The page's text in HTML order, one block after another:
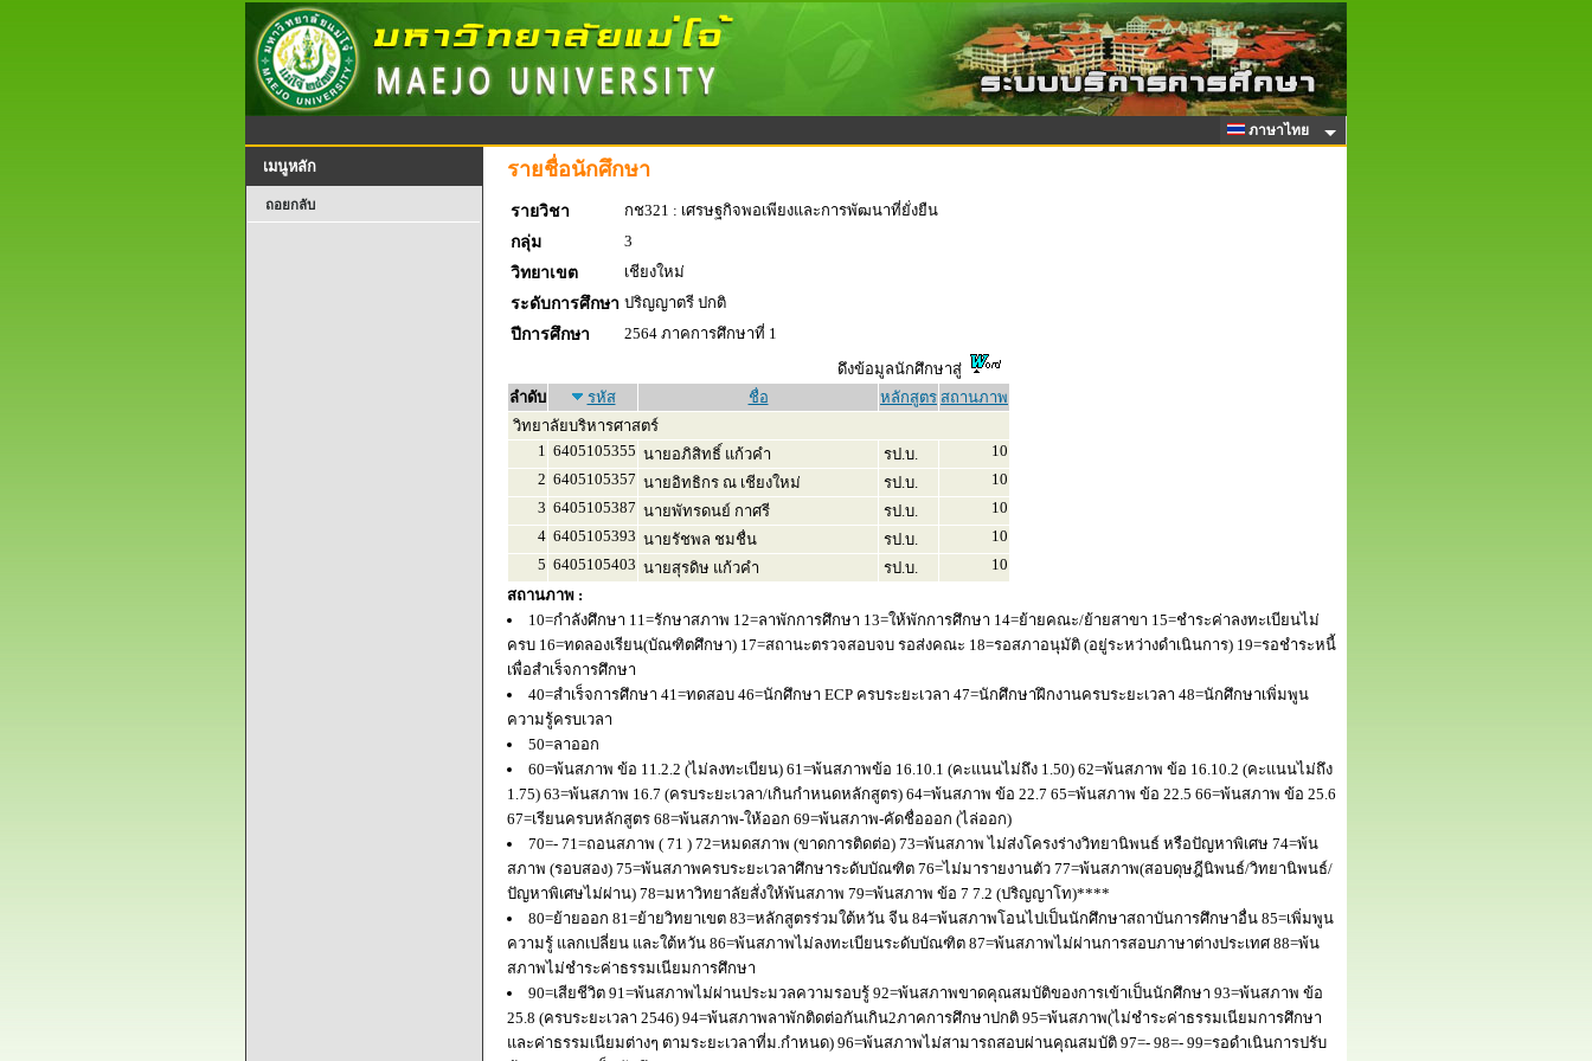
ภาษาไทย
เมนูหลัก
ถอยกลับ
รายชื่อนักศึกษา
รายวิชา
กช321 : เศรษฐกิจพอเพียงและการพัฒนาที่ยั่งยืน
กลุ่ม
3
วิทยาเขต
เชียงใหม่
ระดับการศึกษา ปริญญาตรี ปกติ
ปีการศึกษา
2564 ภาคการศึกษาที่ 1
ดึงข้อมูลนักศึกษาสู่
ลำดับ
รหัส ชื่อ หลักสูตร สถานภาพ
วิทยาลัยบริหารศาสตร์
1 6405105355 นายอภิสิทธิ์ แก้วคำ รป.บ.
10
2 6405105357 นายอิทธิกร ณ เชียงใหม่ รป.บ.
10
3 6405105387 นายพัทรดนย์ กาศรี รป.บ.
10
4 6405105393 นายรัชพล ชมชื่น รป.บ.
10
5 6405105403 นายสุรดิษ แก้วคำ รป.บ.
10
สถานภาพ :
10=กำลังศึกษา 11=รักษาสภาพ 12=ลาพักการศึกษา 13=ให้พักการศึกษา 14=ย้ายคณะ/ย้ายสาขา 15=ชำระค่าลงทะเบียนไม่
ครบ 16=ทดลองเรียน(บัณฑิตศึกษา) 17=สถานะตรวจสอบจบ รอส่งคณะ 18=รอสภาอนุมัติ (อยู่ระหว่างดำเนินการ) 19=รอชำระหนี้
เพื่อสำเร็จการศึกษา
40=สำเร็จการศึกษา 41=ทดสอบ 46=นักศึกษา ECP ครบระยะเวลา 47=นักศึกษาฝึกงานครบระยะเวลา 48=นักศึกษาเพิ่มพูน
ความรู้ครบเวลา
50=ลาออก
60=พ้นสภาพ ข้อ 11.2.2 (ไม่ลงทะเบียน) 61=พ้นสภาพข้อ 16.10.1 (คะแนนไม่ถึง 1.50) 62=พ้นสภาพ ข้อ 16.10.2 (คะแนนไม่ถึง
1.75) 63=พ้นสภาพ 16.7 (ครบระยะเวลา/เกินกำหนดหลักสูตร) 64=พ้นสภาพ ข้อ 22.7 65=พ้นสภาพ ข้อ 22.5 66=พ้นสภาพ ข้อ 25.6
67=เรียนครบหลักสูตร 68=พ้นสภาพ-ให้ออก 69=พ้นสภาพ-คัดชื่อออก (ไล่ออก)
70=- 71=ถอนสภาพ ( 71 ) 72=หมดสภาพ (ขาดการติดต่อ) 73=พ้นสภาพ ไม่ส่งโครงร่างวิทยานิพนธ์ หรือปัญหาพิเศษ 74=พ้น
สภาพ (รอบสอง) 75=พ้นสภาพครบระยะเวลาศึกษาระดับบัณฑิต 76=ไม่มารายงานตัว 77=พ้นสภาพ(สอบดุษฎีนิพนธ์/วิทยานิพนธ์/
ปัญหาพิเศษไม่ผ่าน) 78=มหาวิทยาลัยสั่งให้พ้นสภาพ 79=พ้นสภาพ ข้อ 7 7.2 (ปริญญาโท)****
80=ย้ายออก 81=ย้ายวิทยาเขต 83=หลักสูตรร่วมใต้หวัน จีน 84=พ้นสภาพโอนไปเป็นนักศึกษาสถาบันการศึกษาอื่น 85=เพิ่มพูน
ความรู้ แลกเปลี่ยน และใต้หวัน 86=พ้นสภาพไม่ลงทะเบียนระดับบัณฑิต 87=พ้นสภาพไม่ผ่านการสอบภาษาต่างประเทศ 88=พ้น
สภาพไม่ชำระค่าธรรมเนียมการศึกษา
90=เสียชีวิต 91=พ้นสภาพไม่ผ่านประมวลความรอบรู้ 92=พ้นสภาพขาดคุณสมบัติของการเข้าเป็นนักศึกษา 93=พ้นสภาพ ข้อ
25.8 (ครบระยะเวลา 2546) 94=พ้นสภาพลาพักติดต่อกันเกิน2ภาคการศึกษาปกติ 95=พ้นสภาพ(ไม่ชำระค่าธรรมเนียมการศึกษา
และค่าธรรมเนียมต่างๆ ตามระยะเวลาที่ม.กำหนด) 96=พ้นสภาพไม่สามารถสอบผ่านคุณสมบัติ 97=- 98=- 99=รอดำเนินการปรับ